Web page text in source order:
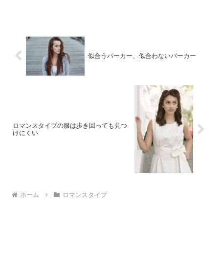
似合うパーカー、似合わないパーカー
ロマンスタイプの服は歩き回っても見つ
けにくい
ホーム ロマンスタイプ